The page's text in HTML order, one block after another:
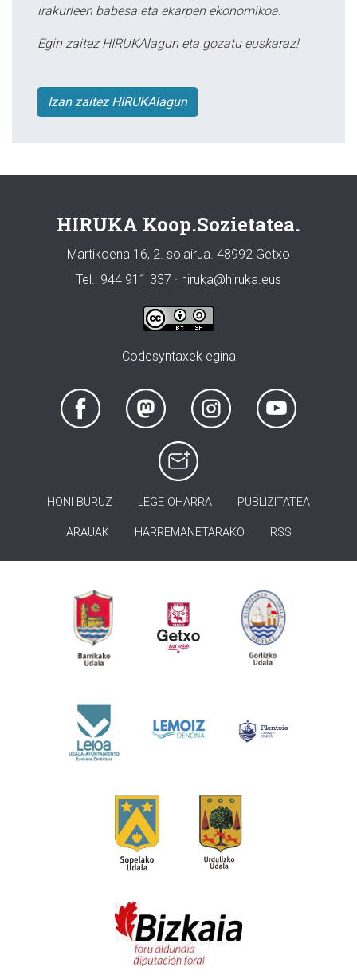
irakurleen babesa eta ekarpen ekonomikoa.
Egin zaitez HIRUKAlagun eta gozatu euskaraz!
Izan zaitez HIRUKAlagun
HIRUKA Koop.Sozietatea.
Martikoena 16, 2. solairua. 48992 Getxo
Tel.: 944 911 337 · hiruka@hiruka.eus
Codesyntaxek egina
HONI BURUZ LEGE OHARRA PUBLIZITATEA
ARAUAK HARREMANETARAKO RSS